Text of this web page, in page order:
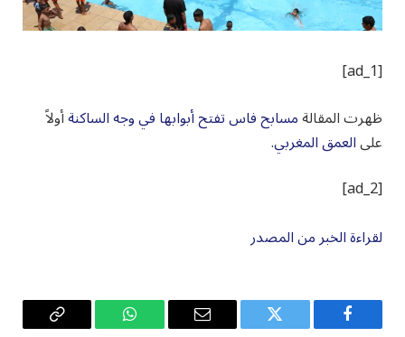
[ad_1]
ظهرت المقالةمسابح فاس تفتح أبوابها في وجه الساكنةأولاً
علىالعمق المغربي.
[ad_2]
لقراءة الخبر من المصدر
فيسبوك تويتر
البريد
واتساب
Copy